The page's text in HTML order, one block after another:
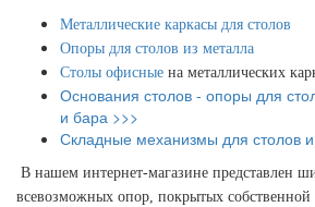
Металлические каркасы для столов
Опоры для столов из металла
Столы офисные на металлических
Основания столов - опоры для
и бара >>>
Складные механизмы для столов
В нашем интернет-магазине представлен
всевозможных опор, покрытых